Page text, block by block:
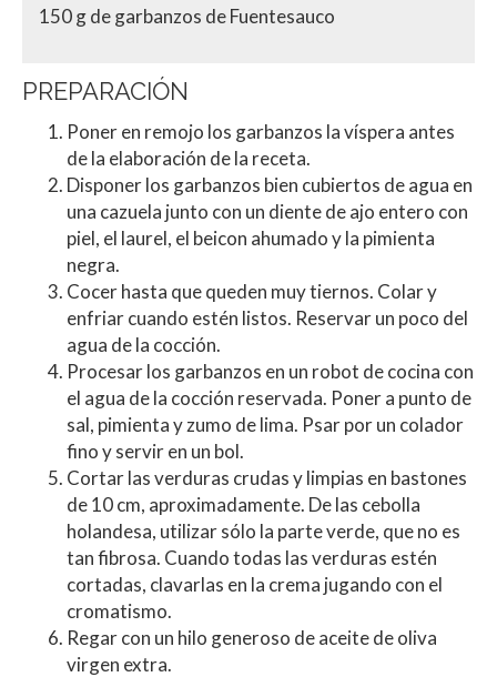
150 g de garbanzos de Fuentesauco
PREPARACIÓN
Poner en remojo los garbanzos la víspera antes
de la elaboración de la receta.
Disponer los garbanzos bien cubiertos de agua en
una cazuela junto con un diente de ajo entero con
piel, el laurel, el beicon ahumado y la pimienta
negra.
Cocer hasta que queden muy tiernos. Colar y
enfriar cuando estén listos. Reservar un poco del
agua de la cocción.
Procesar los garbanzos en un robot de cocina con
el agua de la cocción reservada. Poner a punto de
sal, pimienta y zumo de lima. Psar por un colador
fino y servir en un bol.
Cortar las verduras crudas y limpias en bastones
de 10 cm, aproximadamente. De las cebolla
holandesa, utilizar sólo la parte verde, que no es
tan fibrosa. Cuando todas las verduras estén
cortadas, clavarlas en la crema jugando con el
cromatismo.
Regar con un hilo generoso de aceite de oliva
virgen extra.